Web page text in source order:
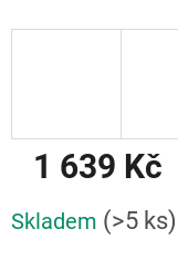
1 639 Kč
cena:
Skladem (>5 ks)